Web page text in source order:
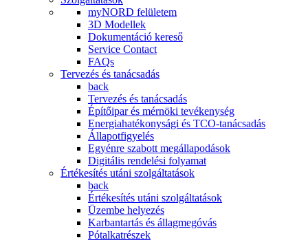
myNORD felületem
3D Modellek
Dokumentáció kereső
Service Contact
FAQs
Tervezés és tanácsadás
back
Tervezés és tanácsadás
Építőipar és mérnöki tevékenység
Energiahatékonysági és TCO-tanácsadás
Állapotfigyelés
Egyénre szabott megállapodások
Digitális rendelési folyamat
Értékesítés utáni szolgáltatások
back
Értékesítés utáni szolgáltatások
Üzembe helyezés
Karbantartás és állagmegóvás
Pótalkatrészek